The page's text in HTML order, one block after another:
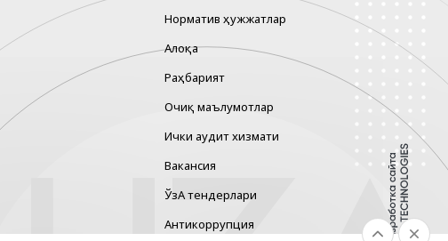
Норматив ҳужжатлар
Алоқа
Раҳбарият
Очиқ маълумотлар
Ички аудит хизмати
Вакансия
ЎзА тендерлари
Антикоррупция